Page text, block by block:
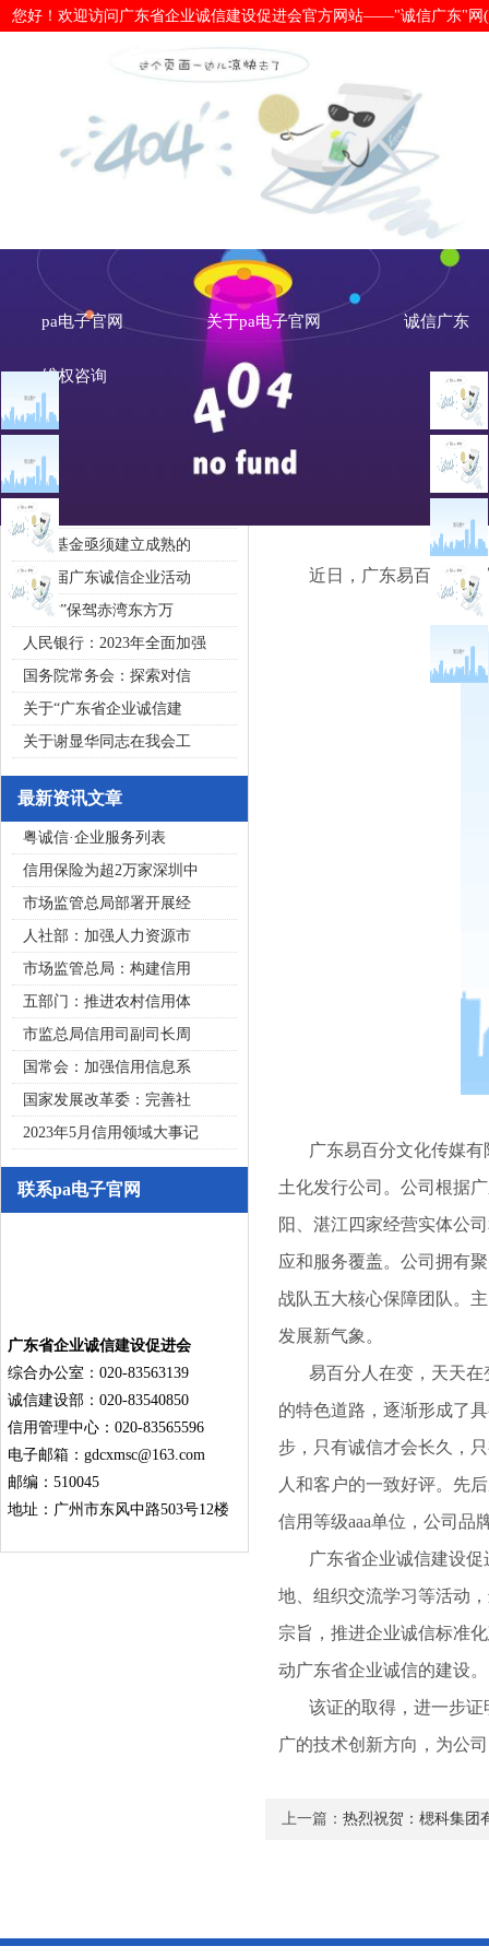
您好！欢迎访问广东省企业诚信建设促进会官方网站——"诚信广东"网
热烈祝贺：广东易百分文化传媒有
pa电子官网
pa电子官网 关于pa电子官网 诚信广东
维权咨询
文章点击排行
重大突发公共卫生事件一
2020广东省守合同重信用企
私募基金亟须建立成熟的
第五届广东诚信企业活动
“诚信”保驾赤湾东方万
人民银行：2023年全面加强
国务院常务会：探索对信
关于“广东省企业诚信建
关于谢显华同志在我会工
最新资讯文章
粤诚信·企业服务列表
信用保险为超2万家深圳中
市场监管总局部署开展经
人社部：加强人力资源市
市场监管总局：构建信用
五部门：推进农村信用体
市监总局信用司副司长周
国常会：加强信用信息系
国家发展改革委：完善社
2023年5月信用领域大事记
联系pa电子官网
广东省企业诚信建设促进会
综合办公室：020-83563139
诚信建设部：020-83540850
信用管理中心：020-83565596
电子邮箱： gdcxmsc@163.com
邮编：510045
地址：广州市东风中路503号12楼
会员风采
近日，广东易百分文化
广东易百分文化传媒有
土化发行公司。公司根据
阳、湛江四家经营实体公
应和服务覆盖。公司拥有
战队五大核心保障团队。
发展新气象。
易百分人在变，天天在
的特色道路，逐渐形成了
步，只有诚信才会长久，
人和客户的一致好评。先
信用等级aaa单位，公司品
广东省企业诚信建设促
地、组织交流学习等活动
宗旨，推进企业诚信标准
动广东省企业诚信的建设。
该证的取得，进一步证
广的技术创新方向，为公
上一篇： 热烈祝贺：楒科集团